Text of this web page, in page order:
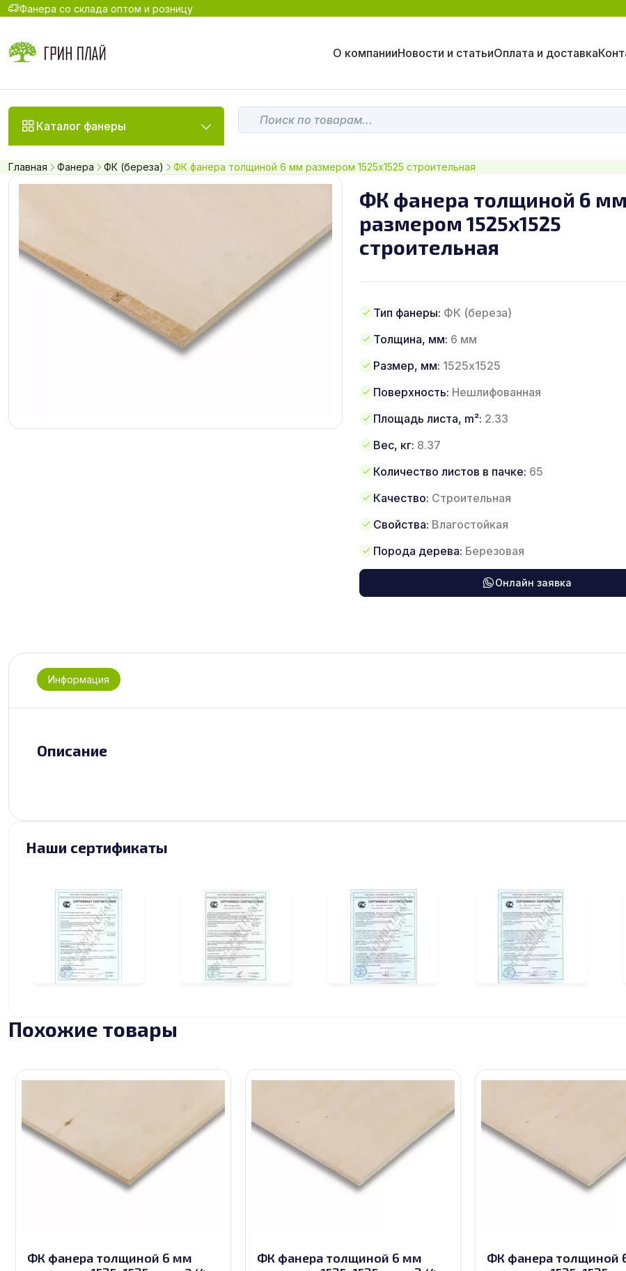
Фанера со склада оптом и розницу
О компанииНовости и статьиОплата и доставка
Каталог фанеры
Главная Фанера ФК (береза) ФК фанера толщиной 6 мм размером 1525х1525 строительная
ФК фанера толщиной 6 мм
размером 1525х1525
строительная
Тип фанеры: ФК (береза)
Толщина, мм: 6 мм
Размер, мм: 1525х1525
Поверхность: Нешлифованная
Площадь листа, m²: 2.33
Вес, кг: 8.37
Количество листов в пачке: 65
Качество: Строительная
Свойства: Влагостойкая
Порода дерева: Березовая
Онлайн заявка
Информация
Описание
Наши сертификаты
Похожие товары
ФК фанера толщиной 6 мм
ФК фанера толщиной 6 мм
ФК фанера толщиной